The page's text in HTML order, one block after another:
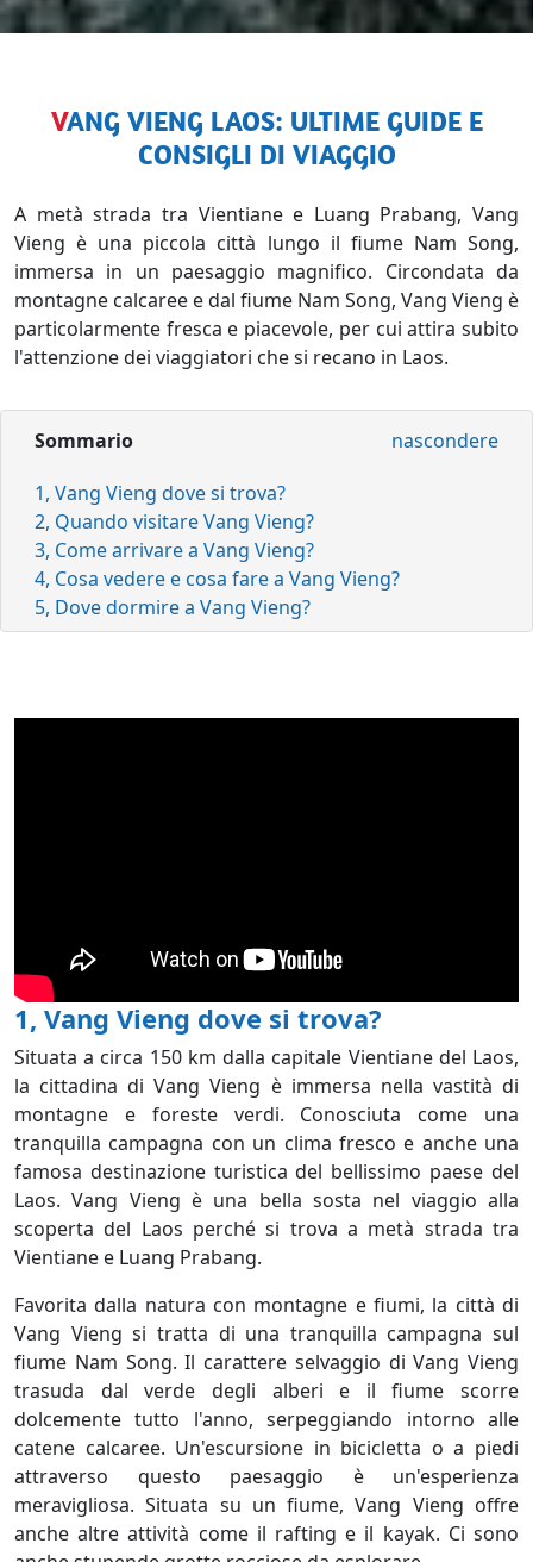
VANG VIENG LAOS: ULTIME GUIDE E
CONSIGLI DI VIAGGIO
A metà strada tra Vientiane e Luang Prabang, Vang
Vieng è una piccola città lungo il fiume Nam Song,
immersa in un paesaggio magnifico. Circondata da
montagne calcaree e dal fiume Nam Song, Vang Vieng è
particolarmente fresca e piacevole, per cui attira subito
l'attenzione dei viaggiatori che si recano in Laos.
Sommario nascondere
1, Vang Vieng dove si trova?
2, Quando visitare Vang Vieng?
3, Come arrivare a Vang Vieng?
4, Cosa vedere e cosa fare a Vang Vieng?
5, Dove dormire a Vang Vieng?
1, Vang Vieng dove si trova?
Situata a circa 150 km dalla capitale Vientiane del Laos,
la cittadina di Vang Vieng è immersa nella vastità di
montagne e foreste verdi. Conosciuta come una
tranquilla campagna con un clima fresco e anche una
famosa destinazione turistica del bellissimo paese del
Laos. Vang Vieng è una bella sosta nel viaggio alla
scoperta del Laos perché si trova a metà strada tra
Vientiane e Luang Prabang.
Favorita dalla natura con montagne e fiumi, la città di
Vang Vieng si tratta di una tranquilla campagna sul
fiume Nam Song. Il carattere selvaggio di Vang Vieng
trasuda dal verde degli alberi e il fiume scorre
dolcemente tutto l'anno, serpeggiando intorno alle
catene calcaree. Un'escursione in bicicletta o a piedi
attraverso questo paesaggio è un'esperienza
meravigliosa. Situata su un fiume, Vang Vieng offre
anche altre attività come il rafting e il kayak. Ci sono